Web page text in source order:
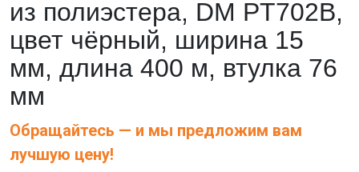
из полиэстера, DM PT702B,
цвет чёрный, ширина 15
мм, длина 400 м, втулка 76
мм
Обращайтесь — и мы предложим вам
лучшую цену!